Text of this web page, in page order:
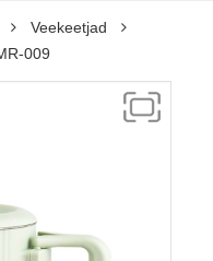
Veekeetjad
009